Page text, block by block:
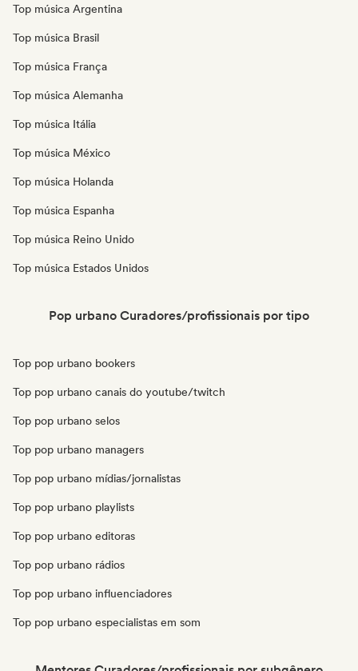
Top música Argentina
Top música Brasil
Top música França
Top música Alemanha
Top música Itália
Top música México
Top música Holanda
Top música Espanha
Top música Reino Unido
Top música Estados Unidos
Pop urbano Curadores/profissionais por tipo
Top pop urbano bookers
Top pop urbano canais do youtube/twitch
Top pop urbano selos
Top pop urbano managers
Top pop urbano mídias/jornalistas
Top pop urbano playlists
Top pop urbano editoras
Top pop urbano rádios
Top pop urbano influenciadores
Top pop urbano especialistas em som